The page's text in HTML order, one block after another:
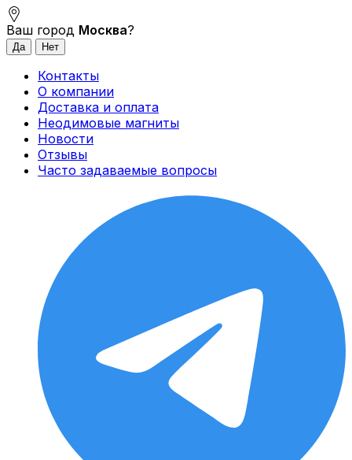
Ваш город Москва?
Контакты
О компании
Доставка и оплата
Неодимовые магниты
Новости
Отзывы
Часто задаваемые вопросы